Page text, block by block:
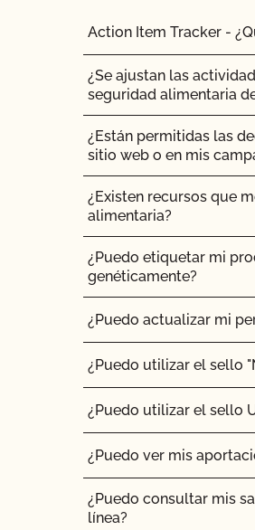
Action Item Tracker -
¿Se ajustan las
seguridad alimentaria
¿Están permitidas las
sitio web o en mis
¿Existen recursos que
alimentaria?
¿Puedo etiquetar mi
genéticamente?
¿Puedo actualizar mi
¿Puedo utilizar el sello
¿Puedo utilizar el sello
¿Puedo ver mis
¿Puedo consultar mis
línea?
¿Cómo pueden
por el CCOF?
¿Cómo añado un
¿Cómo añado una
¿Cómo me beneficia la
¿Cómo se mantiene la
¿Cuántos días de pasto
Soy exportador, ¿cómo
Si tengo la certificación
Si me afilio al CCOF